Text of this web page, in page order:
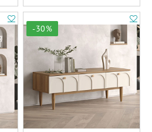
-30%